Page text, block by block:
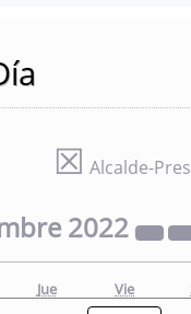
☒ Alcalde-
2022
Jue Vie